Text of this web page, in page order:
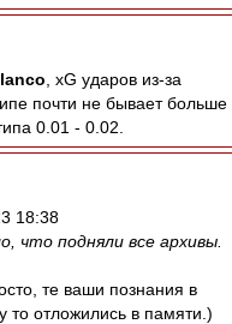
, xG ударов из-за
почти не бывает больше
0.01 - 0.02.
18:38
что подняли все архивы.
те ваши познания в
то отложились в памяти.)